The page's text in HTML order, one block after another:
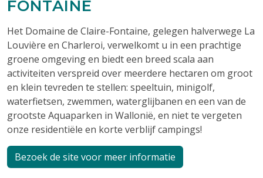
FONTAINE
Het Domaine de Claire-Fontaine, gelegen halverwege La
Louvière en Charleroi, verwelkomt u in een prachtige
groene omgeving en biedt een breed scala aan
activiteiten verspreid over meerdere hectaren om groot
en klein tevreden te stellen: speeltuin, minigolf,
waterfietsen, zwemmen, waterglijbanen en een van de
grootste Aquaparken in Wallonië, en niet te vergeten
onze residentiële en korte verblijf campings!
Bezoek de site voor meer informatie